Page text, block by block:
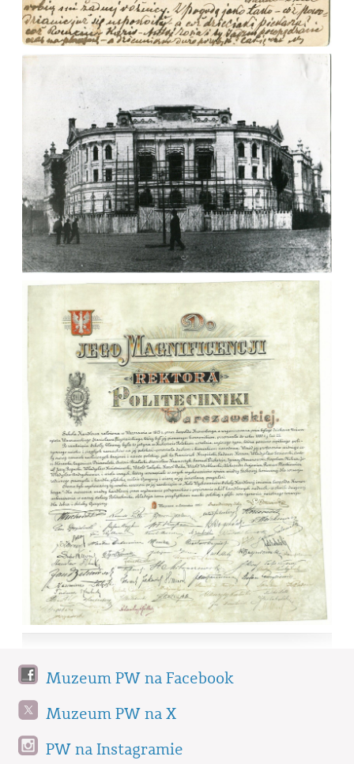
Muzeum PW na Facebook
Muzeum PW na X
PW na Instagramie